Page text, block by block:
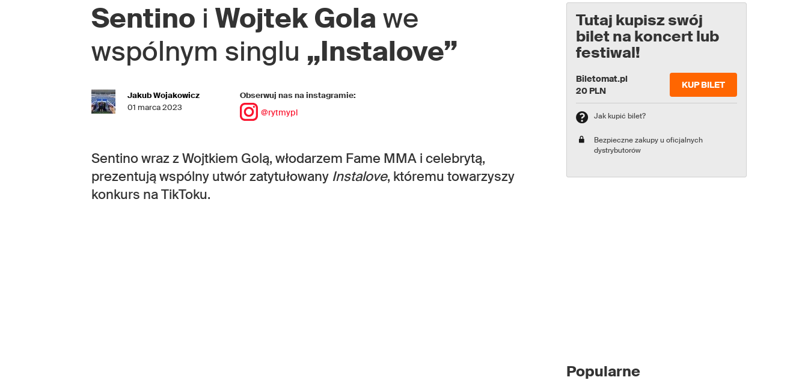
Sentino i Wojtek Gola we
wspólnym singlu „Instalove”
Jakub Wojakowicz
01 marca 2023
Obserwuj nas na instagramie:
@rytmypl
Sentino wraz z Wojtkiem Golą, włodarzem Fame MMA i celebrytą,
prezentują wspólny utwór zatytułowany Instalove, któremu towarzyszy
konkurs na TikToku.
Tutaj kupisz swój
bilet na koncert lub
festiwal!
Biletomat.pl
20 PLN
KUP BILET
Jak kupić bilet?
Bezpieczne zakupy u oficjalnych
dystrybutorów
Popularne